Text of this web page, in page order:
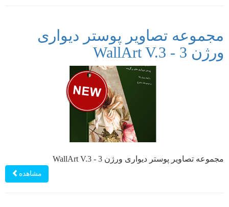
مجموعه تصاویر پوستر دیواری
ورژن 3 - WallArt V.3
مجموعه تصاویر پوستر دیواری ورژن 3 - WallArt V.3
مشاهده